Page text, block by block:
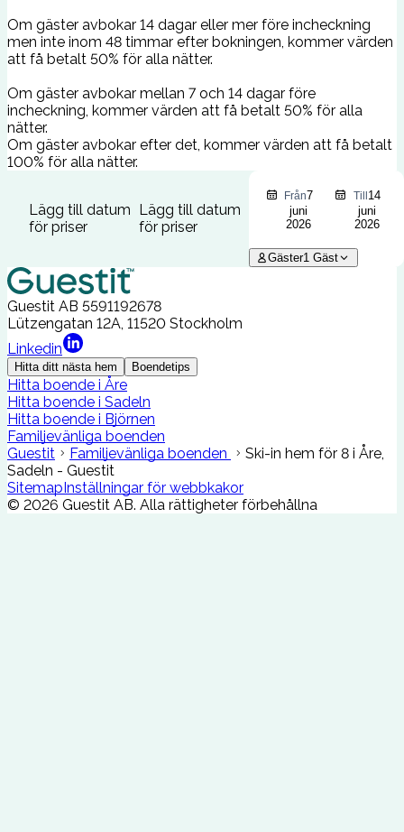
Om gäster avbokar 14 dagar eller mer före incheckning
men inte inom 48 timmar efter bokningen, kommer värden
att få betalt 50% för alla nätter.
Om gäster avbokar mellan 7 och 14 dagar före
incheckning, kommer värden att få betalt 50% för alla
nätter.
Om gäster avbokar efter det, kommer värden att få betalt
100% för alla nätter.
Lägg till datum
för priser
Lägg till datum
för priser
Från7
juni
2026
Till14
juni
2026
Gäster1 Gäst
Guestit AB 5591192678
Lützengatan 12A, 11520 Stockholm
Linkedin
Hitta ditt nästa hem Boendetips
Hitta boende i Åre
Hitta boende i Sadeln
Hitta boende i Björnen
Familjevänliga boenden
Guestit
Familjevänliga boenden
Ski-in hem för 8 i Åre,
Sadeln - Guestit
SitemapInställningar för webbkakor
© 2026 Guestit AB. Alla rättigheter förbehållna